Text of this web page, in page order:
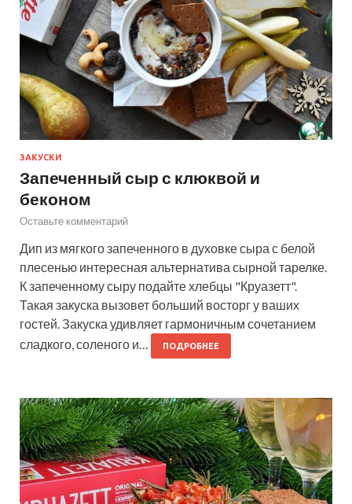
ЗАКУСКИ
Запеченный сыр с клюквой и
беконом
Оставьте комментарий
Дип из мягкого запеченного в духовке сыра с белой
плесенью интересная альтернатива сырной тарелке.
К запеченному сыру подайте хлебцы "Круазетт".
Такая закуска вызовет больший восторг у ваших
гостей. Закуска удивляет гармоничным сочетанием
сладкого, соленого и…
ПОДРОБНЕЕ